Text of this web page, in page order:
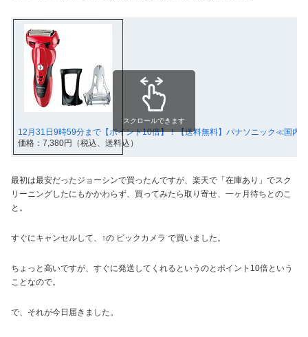
12月31日9時59分まで【ポイント10倍】！【送料無料】パナソニック≪国
価格：7,380円（税込、送料込）
スクロールできます
最初は最安だったジョーシンで買ったんですが、楽天で「在庫あり」でスク
リーニングしたにもかかわらず、買ってみたら取り寄せ、一ヶ月待ちとのこ
と。
すぐにキャンセルして、↑の ビックカメラ で買いました。
ちょっと高いですが、すぐに発送してくれるというのとポイント10倍という
ことなので。
で、それが今日届きました。